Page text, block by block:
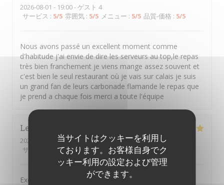
当サイトはクッキーを利用し
ております。お客様自身でク
ッキー利用の設定および管理
ができます。
2026-08-01 - 19:00 - ゲスト 4
サービス : 5/5 雰囲気 : 5/5 メニュー : 5/5 品質-価格 : 5/5
Nous avons passé un excellent moment comme
d'habitude j'ai envie de dire les serveurs au top,le repas
très bien franchement je viens mange assez souvent et
c'est bien le seul restaurant où je vais sur calais je suis
un grand fan de leurs carbonade flamande le repas que
je prend a chaque fois merci a toute l'équipe
Lemaitre
2026-07-31
- 20:30 - ゲスト 4
サービス
/5 雰囲気: 4/5 メニュー:5/5 品質-価格
Excellent restaurant .très bon accueil